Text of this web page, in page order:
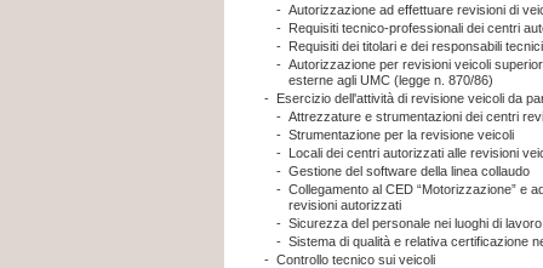
- Autorizzazione ad effettuare revisioni di
- Requisiti tecnico-professionali dei centri
- Requisiti dei titolari e dei responsabili
- Autorizzazione per revisioni veicoli
esterne agli UMC (legge n. 870/86)
- Esercizio dell'attività di revisione veicoli da
- Attrezzature e strumentazioni dei centri
- Strumentazione per la revisione veicoli
- Locali dei centri autorizzati alle revisioni
- Gestione del software della linea collaudo
- Collegamento al CED “Motorizzazione” e
revisioni autorizzati
- Sicurezza del personale nei luoghi di
- Sistema di qualità e relativa certificazione
- Controllo tecnico sui veicoli